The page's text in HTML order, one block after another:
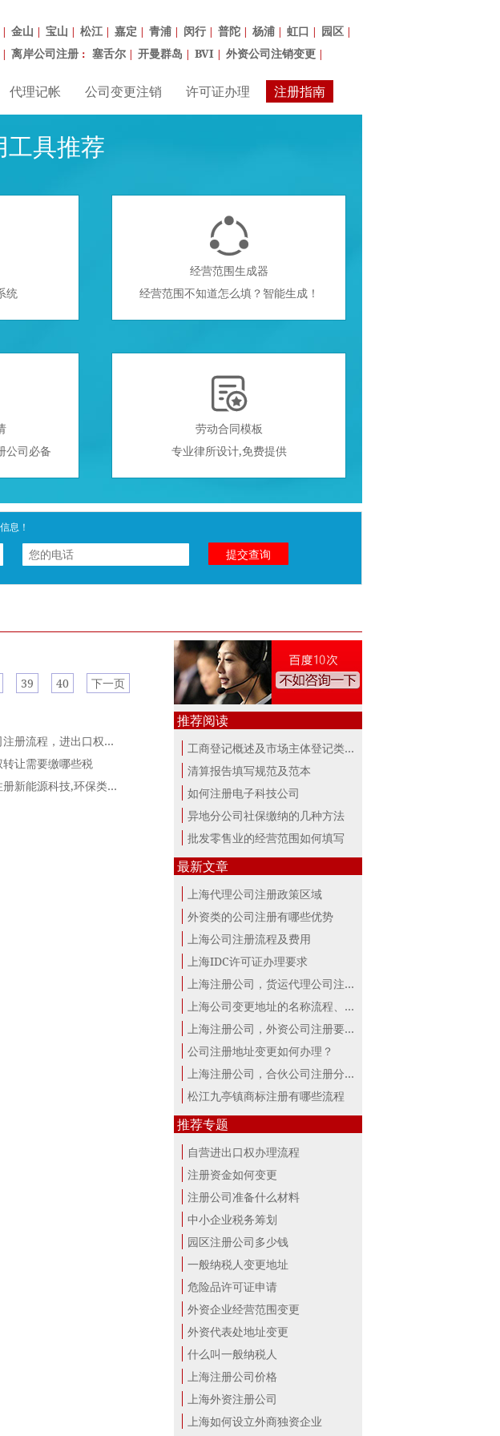
| 金山 | 宝山 | 松江 | 嘉定 | 青浦 | 闵行 | 普陀 | 杨浦 | 虹口 | 园区 |
| 离岸公司注册 ： 塞舌尔 | 开曼群岛 | BVI | 外资公司注销变更 |
代理记帐 公司变更注销 许可证办理 注册指南
工具推荐
统

经营范围生成器
经营范围不知道怎么填？智能生成！
公司必备

劳动合同模板
专业律所设计,免费提供
息！
39 40 下一页
外贸公司注册流程，进出口权办理
让需要缴哪些税
在上海注册新能源科技,环保类公司有哪些条件？
推荐阅读
工商登记概述及市场主体登记类型
清算报告填写规范及范本
如何注册电子科技公司
异地分公司社保缴纳的几种方法
批发零售业的经营范围如何填写
最新文章
上海代理公司注册政策区域
外资类的公司注册有哪些优势
上海公司注册流程及费用
上海IDC许可证办理要求
上海注册公司，货运代理公司注册条件！
上海公司变更地址的名称流程、材料、...
上海注册公司，外资公司注册要点！
公司注册地址变更如何办理？
上海注册公司，合伙公司注册分析！
松江九亭镇商标注册有哪些流程
推荐专题
自营进出口权办理流程
注册资金如何变更
注册公司准备什么材料
中小企业税务筹划
园区注册公司多少钱
一般纳税人变更地址
危险品许可证申请
外资企业经营范围变更
外资代表处地址变更
什么叫一般纳税人
上海注册公司价格
上海外资注册公司
上海如何设立外商独资企业